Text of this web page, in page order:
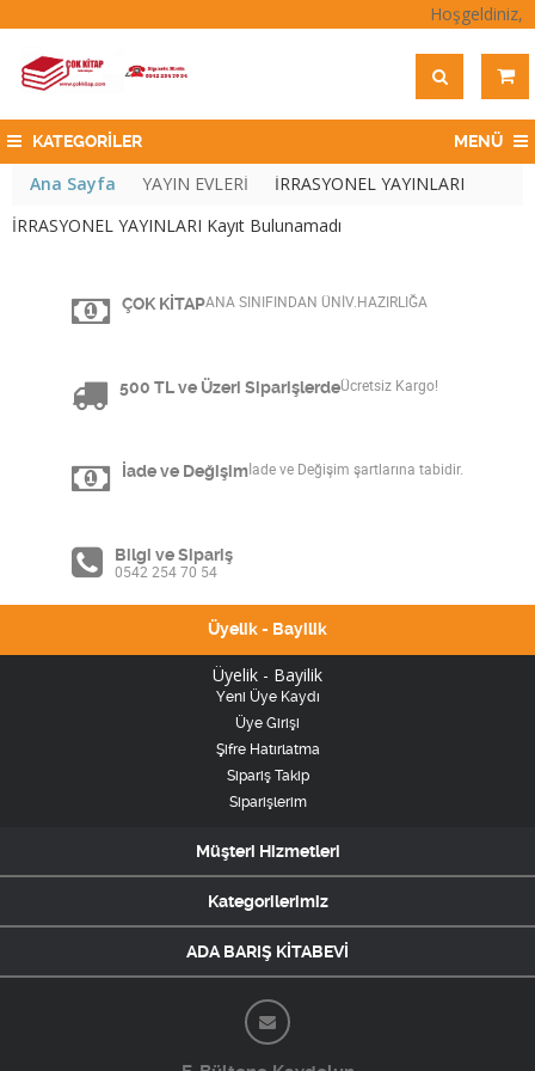
Hoşgeldiniz,
KATEGORİLER MENÜ
Ana Sayfa YAYIN EVLERİ
İRRASYONEL YAYINLARI
İRRASYONEL YAYINLARI Kayıt Bulunamadı
ÇOK KİTAPANA SINIFINDAN ÜNİV.HAZIRLIĞA
500 TL ve Üzeri SiparişlerdeÜcretsiz Kargo!
İade ve Değişim İade ve Değişim şartlarına tabidir.
Bilgi ve Sipariş
0542 254 70 54
Üyelik - Bayilik
Üyelik - Bayilik
Yeni Üye Kaydı
Üye Girişi
Şifre Hatırlatma
Sipariş Takip
Siparişlerim
Müşteri Hizmetleri
Kategorilerimiz
ADA BARIŞ KİTABEVİ